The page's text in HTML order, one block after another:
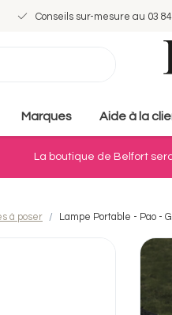
Conseils sur-mesure au 03
Marques Aide à la
La boutique de Belfort
à poser Lampe Portable - Pao -